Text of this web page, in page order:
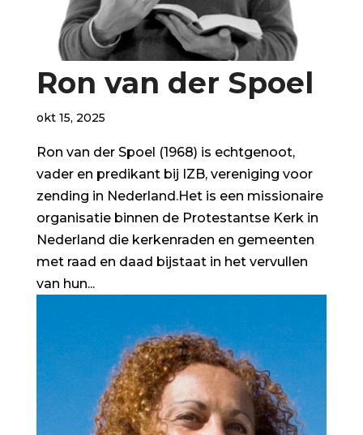
Ron van der Spoel
okt 15, 2025
Ron van der Spoel (1968) is echtgenoot,
vader en predikant bij IZB, vereniging voor
zending in Nederland.Het is een missionaire
organisatie binnen de Protestantse Kerk in
Nederland die kerkenraden en gemeenten
met raad en daad bijstaat in het vervullen
van hun...